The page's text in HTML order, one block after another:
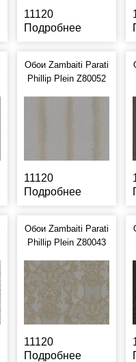
11120
Подробнее
Обои Zambaiti Parati
Phillip Plein Z80052
11120
Подробнее
Обои Zambaiti Parati
Phillip Plein Z80043
11120
Подробнее